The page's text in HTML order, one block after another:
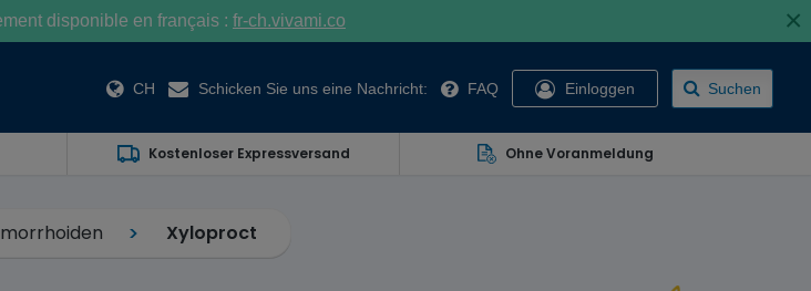
disponible en français : fr-ch.vivami.co ×
CH Schicken Sie uns eine Nachricht: FAQ Einloggen Suchen
Kostenloser Expressversand Ohne Voranmeldung
Xyloproct